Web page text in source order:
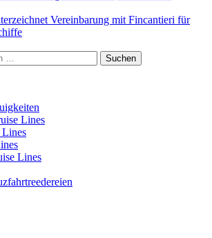
Vereinbarung mit Fincantieri für
Lines
Lines